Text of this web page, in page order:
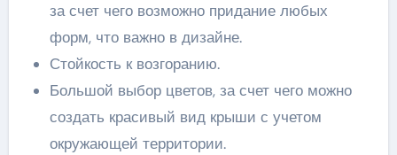
за счет чего возможно придание любых
форм, что важно в дизайне.
Стойкость к возгоранию.
Большой выбор цветов, за счет чего можно
создать красивый вид крыши с учетом
окружающей территории.